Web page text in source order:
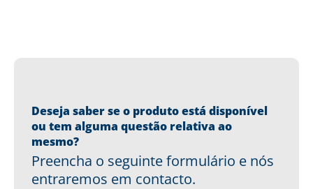
Deseja saber se o produto está disponível
ou tem alguma questão relativa ao
mesmo?
Preencha o seguinte formulário e nós
entraremos em contacto.